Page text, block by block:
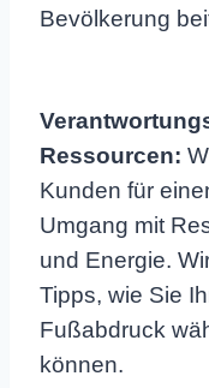
Bevölkerung
Ressourcen:
Kunden für
Umgang mit
und Energie.
Tipps, wie Sie
Fußabdruck
können.